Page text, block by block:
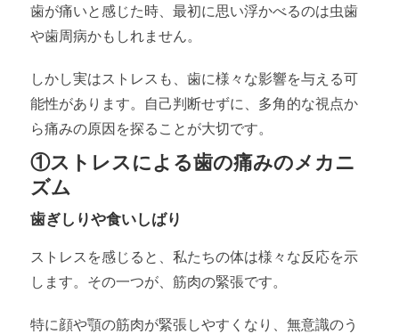
歯が痛いと感じた時、最初に思い浮かべるのは虫歯
や歯周病かもしれません。
しかし実はストレスも、歯に様々な影響を与える可
能性があります。自己判断せずに、多角的な視点か
ら痛みの原因を探ることが大切です。
①ストレスによる歯の痛みのメカニ
ズム
歯ぎしりや食いしばり
ストレスを感じると、私たちの体は様々な反応を示
します。その一つが、筋肉の緊張です。
特に顔や顎の筋肉が緊張しやすくなり、無意識のう